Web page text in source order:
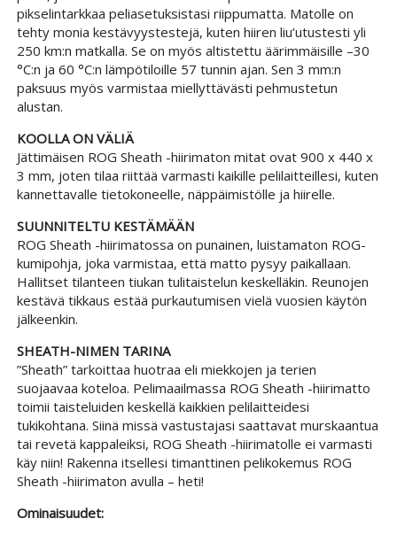
pikselintarkkaa peliasetuksistasi riippumatta. Matolle on
tehty monia kestävyystestejä, kuten hiiren liu’utustesti yli
250 km:n matkalla. Se on myös altistettu äärimmäisille –30
°C:n ja 60 °C:n lämpötiloille 57 tunnin ajan. Sen 3 mm:n
paksuus myös varmistaa miellyttävästi pehmustetun
alustan.
KOOLLA ON VÄLIÄ
Jättimäisen ROG Sheath -hiirimaton mitat ovat 900 x 440 x
3 mm, joten tilaa riittää varmasti kaikille pelilaitteillesi, kuten
kannettavalle tietokoneelle, näppäimistölle ja hiirelle.
SUUNNITELTU KESTÄMÄÄN
ROG Sheath -hiirimatossa on punainen, luistamaton ROG-
kumipohja, joka varmistaa, että matto pysyy paikallaan.
Hallitset tilanteen tiukan tulitaistelun keskelläkin. Reunojen
kestävä tikkaus estää purkautumisen vielä vuosien käytön
jälkeenkin.
SHEATH-NIMEN TARINA
”Sheath” tarkoittaa huotraa eli miekkojen ja terien
suojaavaa koteloa. Pelimaailmassa ROG Sheath -hiirimatto
toimii taisteluiden keskellä kaikkien pelilaitteidesi
tukikohtana. Siinä missä vastustajasi saattavat murskaantua
tai revetä kappaleiksi, ROG Sheath -hiirimatolle ei varmasti
käy niin! Rakenna itsellesi timanttinen pelikokemus ROG
Sheath -hiirimaton avulla – heti!
Ominaisuudet: